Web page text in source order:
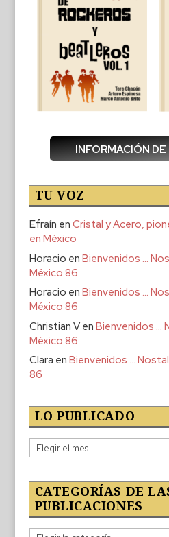
INFORMACIÓN
TU VOZ
Efraín en Cristal y Acero,
en México
Horacio en Bienvenidos …
México 86
Horacio en Bienvenidos …
México 86
Christian Ven Bienvenidos …
México 86
Clara en Bienvenidos …
86
LO PUBLICADO
Lo
publicado
CATEGORÍAS DE
PUBLICACIONES